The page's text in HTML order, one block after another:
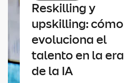
Reskilling y
upskilling: cómo
evoluciona el
talento en la era
de la IA